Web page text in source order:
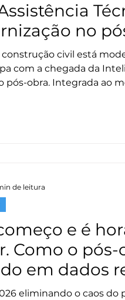
no
construção civil está
com a chegada da
pós-obra. Integrada ao
e é
Como o pós-
em dados
e ganha
eliminando o caos do
de leitura